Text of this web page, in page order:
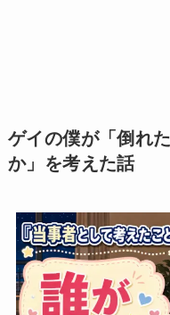
ゲイの僕が「倒れ
か」を考えた話